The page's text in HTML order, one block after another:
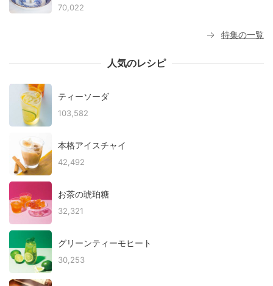
70,022
特集の一覧
人気のレシピ
ティーソーダ
103,582
本格アイスチャイ
42,492
お茶の琥珀糖
32,321
グリーンティーモヒート
30,253